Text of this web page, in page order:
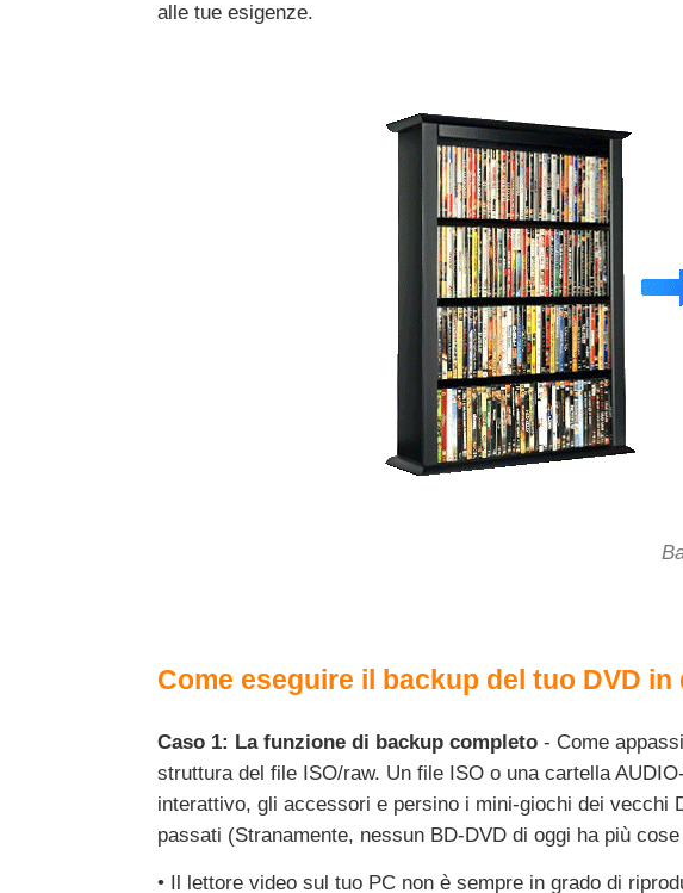
alle tue esigenze.
Come eseguire il backup del tuo DVD
Caso 1: La funzione di backup completo - Come
struttura del file ISO/raw. Un file ISO o una cartella
interattivo, gli accessori e persino i mini-giochi dei vecchi
passati (Stranamente, nessun BD-DVD di oggi ha più
• Il lettore video sul tuo PC non è sempre in grado di